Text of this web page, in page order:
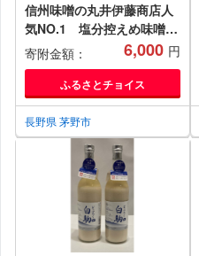
信州味噌の丸井伊藤商店人
気NO.1 塩分控えめ味噌
(粒)＜2kg(1kg×2個)＞
【1576456】
寄附金額： 6,000 円
ふるさとチョイス
長野県 茅野市